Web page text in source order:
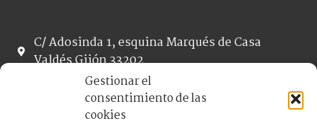
Gestionar el
consentimiento de las
cookies
C/ Adosinda 1, esquina Marqués de Casa
Valdés Gijón 33202
helia.latikashop@gmail.com
984 187 067